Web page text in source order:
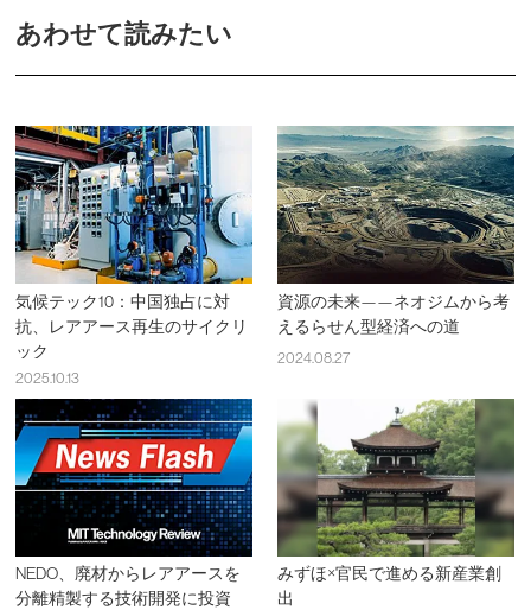
あわせて読みたい
気候テック10：中国独占に対
抗、レアアース再生のサイクリ
ック
2025.10.13
資源の未来——ネオジムから考
えるらせん型経済への道
2024.08.27
NEDO、廃材からレアアースを
分離精製する技術開発に投資
みずほ×官民で進める新産業創
出